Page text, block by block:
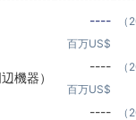
----
百万US$
機器）
----
百万US$
----